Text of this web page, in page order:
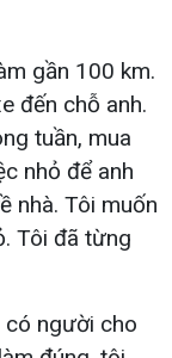
gần 100 km.
đến chỗ anh.
tuần, mua
nhỏ để anh
nhà. Tôi muốn
Tôi đã từng
người cho